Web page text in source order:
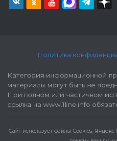
Политика
Категория информационной
материалы могут быть не
При полном или частичном
ссылка на www.1line.info
Cайт использует файлы Cookies,